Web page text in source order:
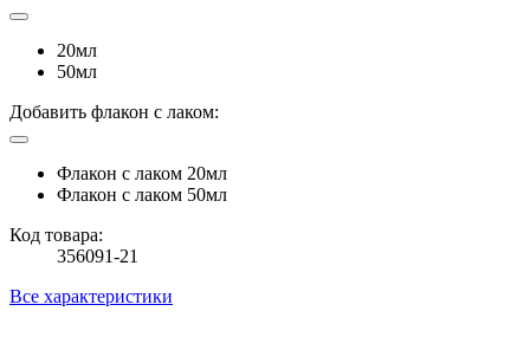
20мл
50мл
Добавить флакон с лаком:
Флакон с лаком 20мл
Флакон с лаком 50мл
Код товара:
356091-21
Все характеристики